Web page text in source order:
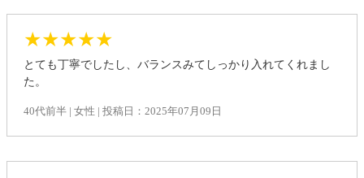
★★★★★
とても丁寧でしたし、バランスみてしっかり入れてくれまし
た。
40代前半 | 女性 | 投稿日：2025年07月09日